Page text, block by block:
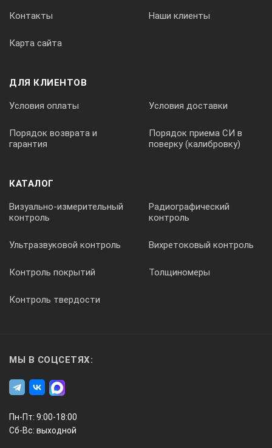
Контакты Наши клиенты
Карта сайта
ДЛЯ КЛИЕНТОВ
Условия оплаты Условия доставки
Порядок возврата и
гарантия
Порядок приема СИ в
поверку (калибровку)
КАТАЛОГ
Визуально-измерительный
контроль
Радиографический
контроль
Ультразвуковой контроль Вихретоковый контроль
Контроль покрытий Толщиномеры
Контроль твердости
МЫ В СОЦСЕТЯХ:
Пн-Пт: 9:00-18:00
Сб-Вс: выходной